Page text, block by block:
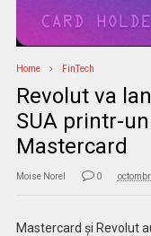
Home FinTech
Revolut va
SUA printr-
Mastercard
Moise Norel 0
Mastercard și Revolut